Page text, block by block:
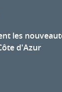
les
d'Azur